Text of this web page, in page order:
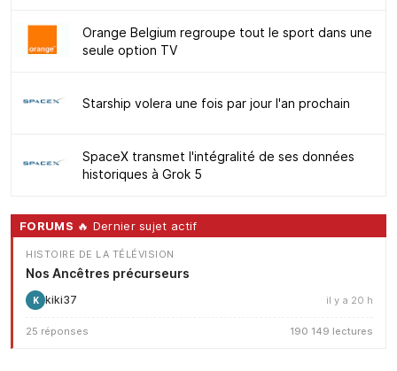
Orange Belgium regroupe tout le sport dans une
seule option TV
Starship volera une fois par jour l'an prochain
SpaceX transmet l'intégralité de ses données
historiques à Grok 5
FORUMS 🔥 Dernier sujet actif
HISTOIRE DE LA TÉLÉVISION
Nos Ancêtres précurseurs
K kiki37 il y a 20 h
25 réponses 190 149 lectures